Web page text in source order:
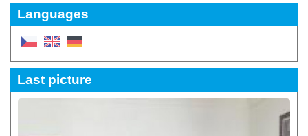
Languages
Last picture